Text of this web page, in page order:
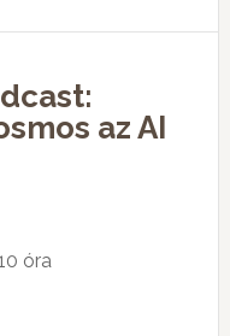
az AI
óra